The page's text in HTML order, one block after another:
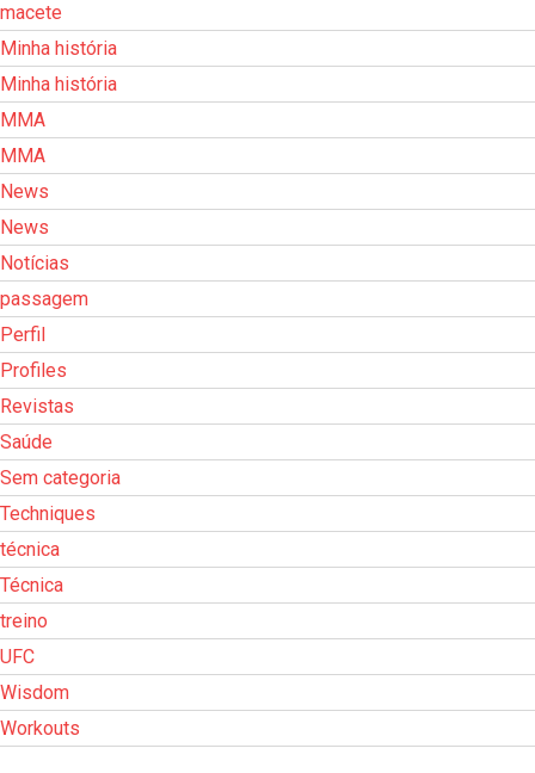
macete
Minha história
Minha história
MMA
MMA
News
News
Notícias
passagem
Perfil
Profiles
Revistas
Saúde
Sem categoria
Techniques
técnica
Técnica
treino
UFC
Wisdom
Workouts